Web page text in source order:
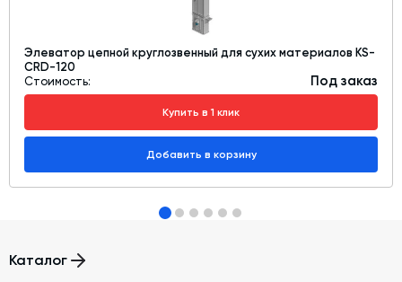
Элеватор цепной круглозвенный для сухих материалов KS-
CRD-120
Стоимость:
Под заказ
Купить в 1 клик
Добавить в корзину
Каталог